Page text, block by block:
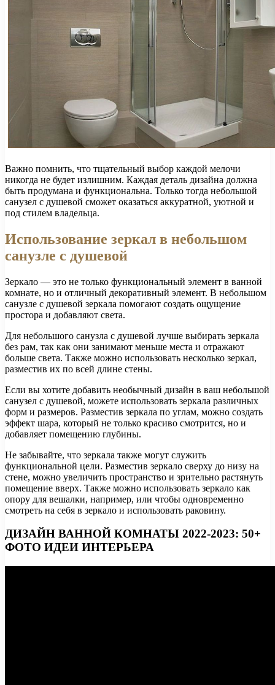
Важно помнить, что тщательный выбор каждой мелочи
никогда не будет излишним. Каждая деталь дизайна должна
быть продумана и функциональна. Только тогда небольшой
санузел с душевой сможет оказаться аккуратной, уютной и
под стилем владельца.
Использование зеркал в небольшом
санузле с душевой
Зеркало — это не только функциональный элемент в ванной
комнате, но и отличный декоративный элемент. В небольшом
санузле с душевой зеркала помогают создать ощущение
простора и добавляют света.
Для небольшого санузла с душевой лучше выбирать зеркала
без рам, так как они занимают меньше места и отражают
больше света. Также можно использовать несколько зеркал,
разместив их по всей длине стены.
Если вы хотите добавить необычный дизайн в ваш небольшой
санузел с душевой, можете использовать зеркала различных
форм и размеров. Разместив зеркала по углам, можно создать
эффект шара, который не только красиво смотрится, но и
добавляет помещению глубины.
Не забывайте, что зеркала также могут служить
функциональной цели. Разместив зеркало сверху до низу на
стене, можно увеличить пространство и зрительно растянуть
помещение вверх. Также можно использовать зеркало как
опору для вешалки, например, или чтобы одновременно
смотреть на себя в зеркало и использовать раковину.
ДИЗАЙН ВАННОЙ КОМНАТЫ 2022-2023: 50+
ФОТО ИДЕИ ИНТЕРЬЕРА